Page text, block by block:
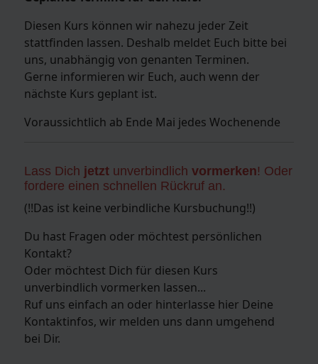
Diesen Kurs können wir nahezu jeder Zeit
stattfinden lassen. Deshalb meldet Euch bitte bei
uns, unabhängig von genanten Terminen.
Gerne informieren wir Euch, auch wenn der
nächste Kurs geplant ist.
Voraussichtlich ab Ende Mai jedes Wochenende
Lass Dich jetzt unverbindlichvormerken! Oder
fordere einen schnellen Rückruf an.
(!!Das ist keine verbindliche Kursbuchung!!)
Du hast Fragen oder möchtest persönlichen
Kontakt?
Oder möchtest Dich für diesen Kurs
unverbindlich vormerken lassen...
Ruf uns einfach an oder hinterlasse hier Deine
Kontaktinfos, wir melden uns dann umgehend
bei Dir.